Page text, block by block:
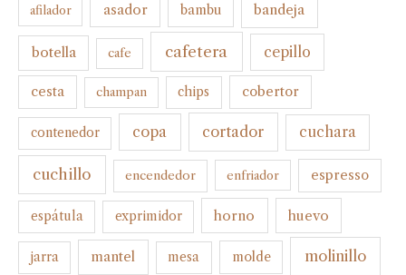
afilador asador bambu bandeja
botella cafe cafetera cepillo
cesta champan chips cobertor
contenedor copa cortador cuchara
cuchillo encendedor enfriador espresso
espátula exprimidor horno huevo
jarra mantel mesa molde molinillo